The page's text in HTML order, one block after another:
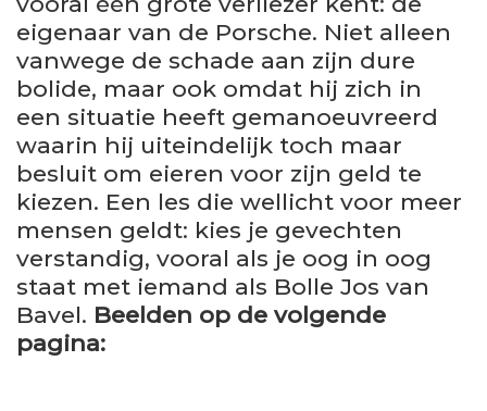
eigenaar van de Porsche. Niet alleen
vanwege de schade aan zijn dure
bolide, maar ook omdat hij zich in
een situatie heeft gemanoeuvreerd
waarin hij uiteindelijk toch maar
besluit om eieren voor zijn geld te
kiezen. Een les die wellicht voor meer
mensen geldt: kies je gevechten
verstandig, vooral als je oog in oog
staat met iemand als Bolle Jos van
Bavel. Beelden op de volgende
pagina: